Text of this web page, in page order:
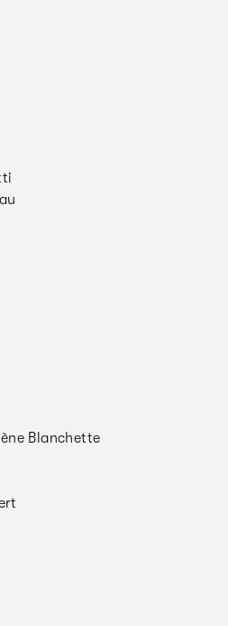
Blanchette